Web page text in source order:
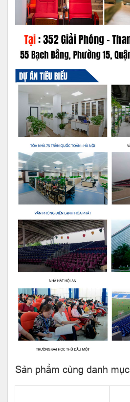
Sản phẩm cùng danh mục